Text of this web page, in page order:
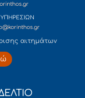
αιτημάτων